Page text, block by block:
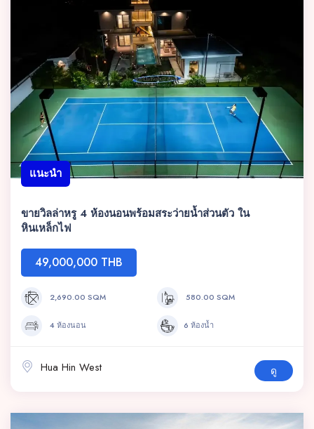
แนะนำ
ขายวิลล่าหรู 4 ห้องนอนพร้อมสระว่ายน้ำส่วนตัว ใน
หินเหล็กไฟ
49,000,000 THB
2,690.00 SQM 580.00 SQM
4 ห้องนอน 6 ห้องน้ำ
Hua Hin West ดู